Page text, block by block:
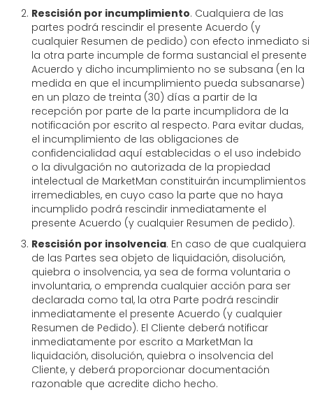
Rescisión por incumplimiento. Cualquiera de las
partes podrá rescindir el presente Acuerdo (y
cualquier Resumen de pedido) con efecto inmediato si
la otra parte incumple de forma sustancial el presente
Acuerdo y dicho incumplimiento no se subsana (en la
medida en que el incumplimiento pueda subsanarse)
en un plazo de treinta (30) días a partir de la
recepción por parte de la parte incumplidora de la
notificación por escrito al respecto. Para evitar dudas,
el incumplimiento de las obligaciones de
confidencialidad aquí establecidas o el uso indebido
o la divulgación no autorizada de la propiedad
intelectual de MarketMan constituirán incumplimientos
irremediables, en cuyo caso la parte que no haya
incumplido podrá rescindir inmediatamente el
presente Acuerdo (y cualquier Resumen de pedido).
Rescisión por insolvencia. En caso de que cualquiera
de las Partes sea objeto de liquidación, disolución,
quiebra o insolvencia, ya sea de forma voluntaria o
involuntaria, o emprenda cualquier acción para ser
declarada como tal, la otra Parte podrá rescindir
inmediatamente el presente Acuerdo (y cualquier
Resumen de Pedido). El Cliente deberá notificar
inmediatamente por escrito a MarketMan la
liquidación, disolución, quiebra o insolvencia del
Cliente, y deberá proporcionar documentación
razonable que acredite dicho hecho.